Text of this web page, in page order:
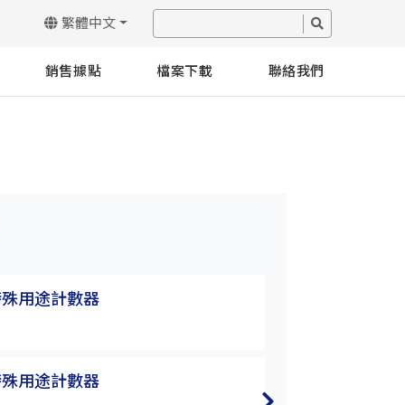
繁體中文
銷售據點 檔案下載 聯絡我們
用途計數器
用途計數器